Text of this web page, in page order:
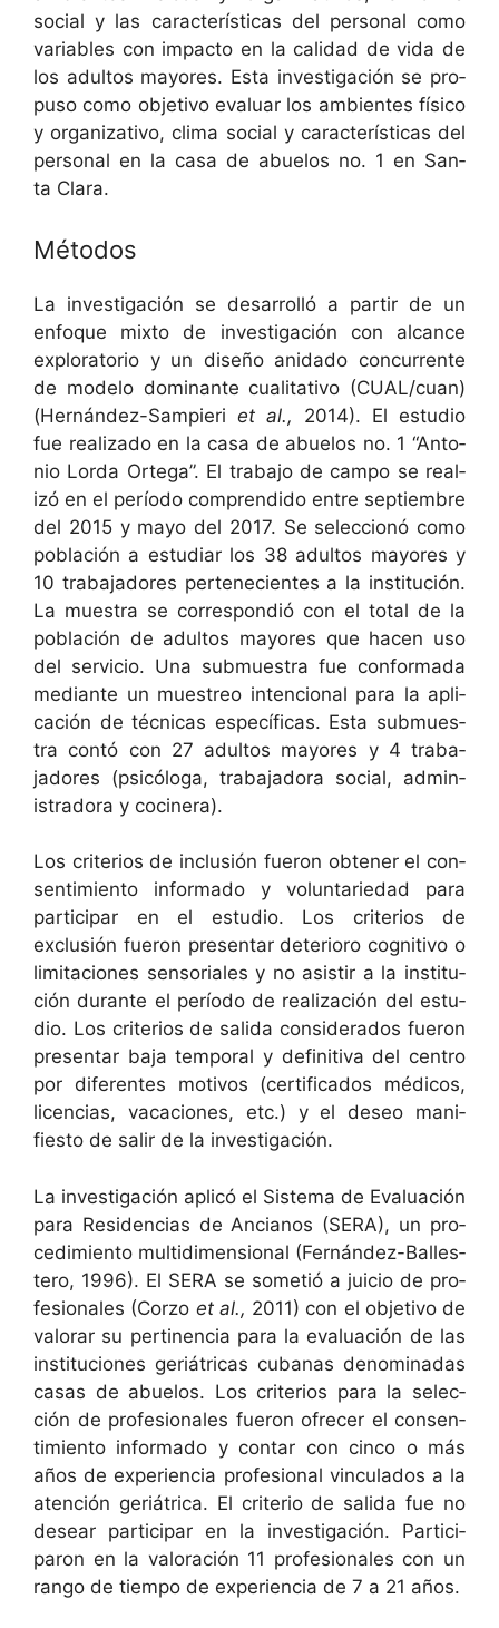
social y las car­ac­terís­ti­cas del per­son­al como
vari­ables con impacto en la cal­i­dad de vida de
los adul­tos may­ores. Esta inves­ti­gación se pro­
pu­so como obje­ti­vo eval­u­ar los ambi­entes físi­co
y orga­ni­za­ti­vo, cli­ma social y car­ac­terís­ti­cas del
per­son­al en la casa de abue­los no. 1 en San­
ta Clara.
Métodos
La inves­ti­gación se desar­rol­ló a par­tir de un
enfoque mix­to de inves­ti­gación con alcance
explorato­rio y un dis­eño anida­do con­cur­rente
de mod­e­lo dom­i­nante cual­i­ta­ti­vo (CUAL/cuan)
(Hernán­dez-Sampieri et al., 2014). El estu­dio
fue real­iza­do en la casa de abue­los no. 1 “Anto­
nio Lor­da Orte­ga”. El tra­ba­jo de cam­po se real­
izó en el perío­do com­pren­di­do entre sep­tiem­bre
del 2015 y mayo del 2017. Se selec­cionó como
población a estu­di­ar los 38 adul­tos may­ores y
10 tra­ba­jadores pertenecientes a la insti­tu­ción.
La mues­tra se cor­re­spondió con el total de la
población de adul­tos may­ores que hacen uso
del ser­vi­cio. Una sub­mues­tra fue con­for­ma­da
medi­ante un muestreo inten­cional para la apli­
cación de téc­ni­cas especí­fi­cas. Esta sub­mues­
tra con­tó con 27 adul­tos may­ores y 4 tra­ba­
jadores (psicólo­ga, tra­ba­jado­ra social, admin­
istrado­ra y cocinera).
Los cri­te­rios de inclusión fueron obten­er el con­
sen­timien­to infor­ma­do y vol­un­tariedad para
par­tic­i­par en el estu­dio. Los cri­te­rios de
exclusión fueron pre­sen­tar dete­ri­oro cog­ni­ti­vo o
lim­ita­ciones sen­so­ri­ales y no asi­s­tir a la insti­tu­
ción durante el perío­do de real­ización del estu­
dio. Los cri­te­rios de sal­i­da con­sid­er­a­dos fueron
pre­sen­tar baja tem­po­ral y defin­i­ti­va del cen­tro
por difer­entes motivos (cer­ti­fi­ca­dos médi­cos,
licen­cias, vaca­ciones, etc.) y el deseo man­i­
fiesto de salir de la investigación.
La inves­ti­gación aplicó el Sis­tema de Eval­u­ación
para Res­i­den­cias de Ancianos (SERA), un pro­
ced­imien­to mul­ti­di­men­sion­al (Fer­nán­dez-Balles­
tero, 1996). El SERA se sometió a juicio de pro­
fe­sion­ales (Cor­zo et al., 2011) con el obje­ti­vo de
val­o­rar su per­ti­nen­cia para la eval­u­ación de las
insti­tu­ciones ger­iátri­c­as cubanas denom­i­nadas
casas de abue­los. Los cri­te­rios para la selec­
ción de pro­fe­sion­ales fueron ofre­cer el con­sen­
timien­to infor­ma­do y con­tar con cin­co o más
años de expe­ri­en­cia pro­fe­sion­al vin­cu­la­dos a la
aten­ción ger­iátri­ca. El cri­te­rio de sal­i­da fue no
desear par­tic­i­par en la inves­ti­gación. Par­tic­i­
paron en la val­o­ración 11 pro­fe­sion­ales con un
ran­go de tiem­po de expe­ri­en­cia de 7 a 21 años.